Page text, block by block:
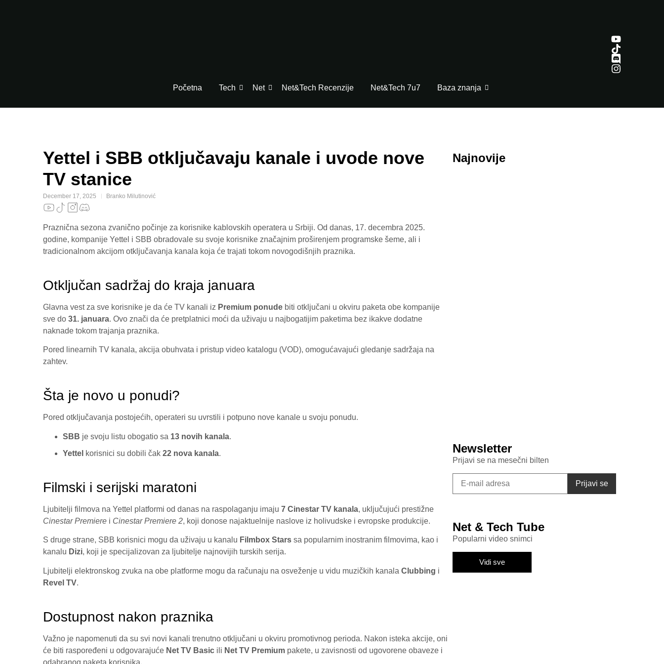
Početna Tech Net Net&Tech Recenzije Net&Tech 7u7 Baza znanja
Yettel i SBB otključavaju kanale i uvode nove
TV stanice
December 17, 2025 Branko Milutinović
Praznična sezona zvanično počinje za korisnike kablovskih operatera u Srbiji. Od danas, 17. decembra 2025.
godine, kompanije Yettel i SBB obradovale su svoje korisnike značajnim proširenjem programske šeme, ali i
tradicionalnom akcijom otključavanja kanala koja će trajati tokom novogodišnjih praznika.
Otključan sadržaj do kraja januara
Glavna vest za sve korisnike je da će TV kanali iz Premium ponude biti otključani u okviru paketa obe kompanije
sve do 31. januara. Ovo znači da će pretplatnici moći da uživaju u najbogatijim paketima bez ikakve dodatne
naknade tokom trajanja praznika.
Pored linearnih TV kanala, akcija obuhvata i pristup video katalogu (VOD), omogućavajući gledanje sadržaja na
zahtev.
Šta je novo u ponudi?
Pored otključavanja postojećih, operateri su uvrstili i potpuno nove kanale u svoju ponudu.
SBB je svoju listu obogatio sa 13 novih kanala.
Yettel korisnici su dobili čak 22 nova kanala.
Filmski i serijski maratoni
Ljubitelji filmova na Yettel platformi od danas na raspolaganju imaju 7 Cinestar TV kanala, uključujući prestižne
Cinestar Premiere i Cinestar Premiere 2, koji donose najaktuelnije naslove iz holivudske i evropske produkcije.
S druge strane, SBB korisnici mogu da uživaju u kanalu Filmbox Stars sa popularnim inostranim filmovima, kao i
kanalu Dizi, koji je specijalizovan za ljubitelje najnovijih turskih serija.
Ljubitelji elektronskog zvuka na obe platforme mogu da računaju na osveženje u vidu muzičkih kanala Clubbing i
Revel TV.
Dostupnost nakon praznika
Važno je napomenuti da su svi novi kanali trenutno otključani u okviru promotivnog perioda. Nakon isteka akcije, oni
će biti raspoređeni u odgovarajuće Net TV Basic ili Net TV Premium pakete, u zavisnosti od ugovorene obaveze i
odabranog paketa korisnika.
Najnovije
Newsletter
Prijavi se na mesečni bilten
Net & Tech Tube
Popularni video snimci
Vidi sve